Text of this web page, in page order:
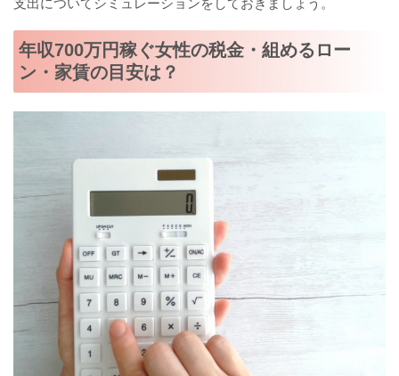
年収700万円稼ぐ女性の税金・組めるロー
ン・家賃の目安は？